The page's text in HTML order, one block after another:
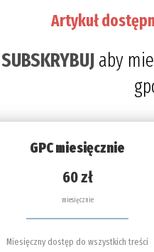
Artykuł
SUBSKRYBUJaby
GPC miesięcznie
60 zł
miesięcznie
Miesięczny dostęp do wszystkich treści